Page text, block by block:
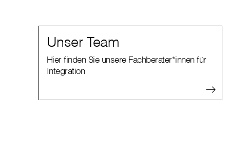
Unser Team
Hier finden Sie unsere Fachberater*innen für
Integration